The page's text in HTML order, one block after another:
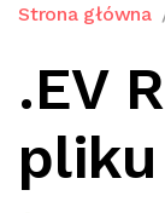
Strona główna
.EV
pliku